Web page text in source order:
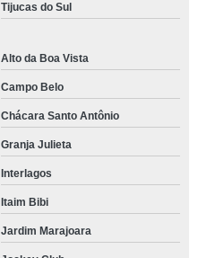
Tijucas do Sul
Alto da Boa Vista
Campo Belo
Chácara Santo Antônio
Granja Julieta
Interlagos
Itaim Bibi
Jardim Marajoara